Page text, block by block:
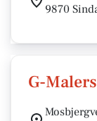
9870
G-